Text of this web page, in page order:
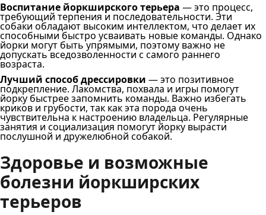
Воспитание йоркширского терьера — это процесс,
требующий терпения и последовательности. Эти
собаки обладают высоким интеллектом, что делает их
способными быстро усваивать новые команды. Однако
йорки могут быть упрямыми, поэтому важно не
допускать вседозволенности с самого раннего
возраста.
Лучший способ дрессировки — это позитивное
подкрепление. Лакомства, похвала и игры помогут
йорку быстрее запомнить команды. Важно избегать
криков и грубости, так как эта порода очень
чувствительна к настроению владельца. Регулярные
занятия и социализация помогут йорку вырасти
послушной и дружелюбной собакой.
Здоровье и возможные
болезни йоркширских
терьеров